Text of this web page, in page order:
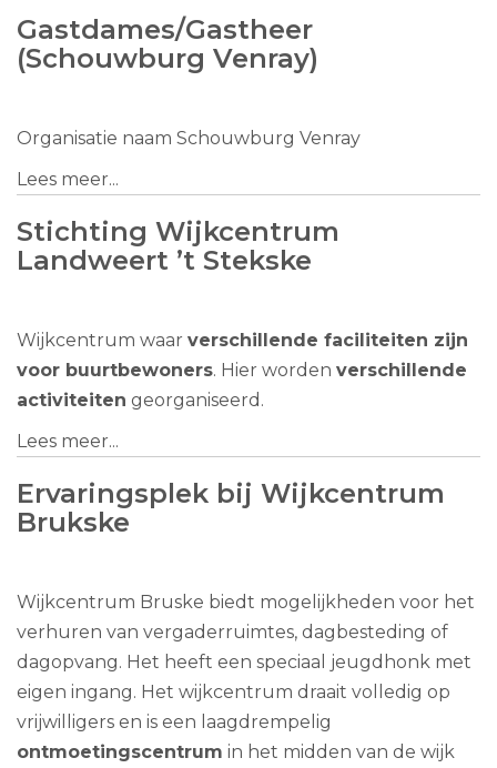
Gastdames/Gastheer
(Schouwburg Venray)
Organisatie naam Schouwburg Venray
Lees meer...
Stichting Wijkcentrum
Landweert ’t Stekske
Wijkcentrum waar verschillende faciliteiten zijn
voor buurtbewoners. Hier worden verschillende
activiteiten georganiseerd.
Lees meer...
Ervaringsplek bij Wijkcentrum
Brukske
Wijkcentrum Bruske biedt mogelijkheden voor het
verhuren van vergaderruimtes, dagbesteding of
dagopvang. Het heeft een speciaal jeugdhonk met
eigen ingang. Het wijkcentrum draait volledig op
vrijwilligers en is een laagdrempelig
ontmoetingscentrum in het midden van de wijk